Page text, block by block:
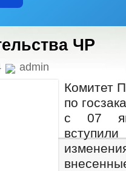
ЧР
admin
Комитет
по
с 07